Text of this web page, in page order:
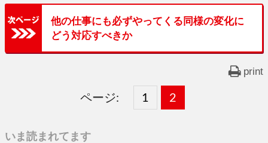
他の仕事にも必ずやってくる同様の変化に
どう対応すべきか
print
ページ:
固
1 ,
固
2
いま読まれてます